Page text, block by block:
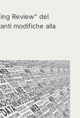
Review” del
modifiche alla